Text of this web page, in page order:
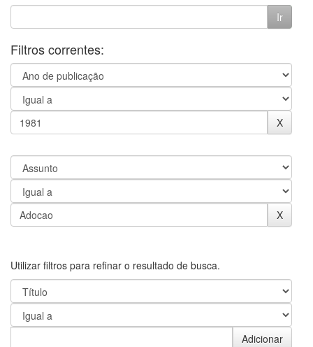
Filtros correntes:
Utilizar filtros para refinar o resultado de busca.